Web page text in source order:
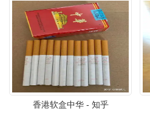
香港软盒中华 - 知乎